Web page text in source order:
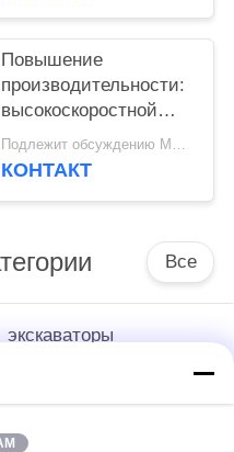
Повышение
производительности:
высокоскоростной
сваебой с мощной
вибрацией для
Подлежит обсуждению MOQ:1 набор
КОНТАКТ
Все
экскаваторы